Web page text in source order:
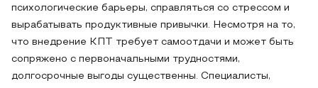
психологические барьеры, справляться со стрессом и
вырабатывать продуктивные привычки. Несмотря на то,
что внедрение КПТ требует самоотдачи и может быть
сопряжено с первоначальными трудностями,
долгосрочные выгоды существенны. Специалисты,